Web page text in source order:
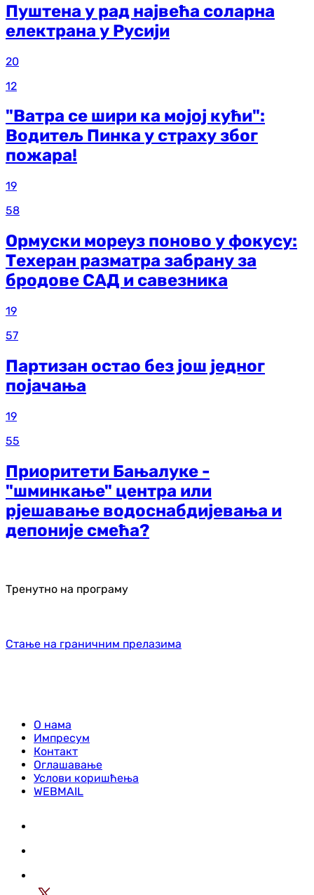
Пуштена у рад највећа соларна
електрана у Русији
20
12
"Ватра се шири ка мојој кући":
Водитељ Пинка у страху због
пожара!
19
58
Ормуски мореуз поново у фокусу:
Техеран разматра забрану за
бродове САД и савезника
19
57
Партизан остао без још једног
појачања
19
55
Приоритети Бањалуке -
"шминкање" центра или
рјешавање водоснабдијевања и
депоније смећа?
Тренутно на програму
Стање на граничним прелазима
О нама
Импресум
Контакт
Оглашавање
Услови коришћења
WEBMAIL